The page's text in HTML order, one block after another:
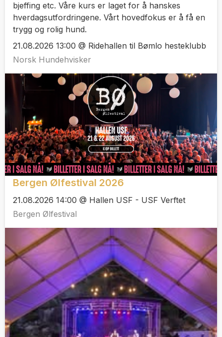
bjeffing etc. Våre kurs er laget for å hanskes
hverdagsutfordringene. Vårt hovedfokus er å få en
trygg og rolig hund.
21.08.2026 13:00 @ Ridehallen til Bømlo hesteklubb
Norsk Hundehvisker
Bergen Ølfestival 2026
21.08.2026 14:00 @ Hallen USF - USF Verftet
Bergen Ølfestival